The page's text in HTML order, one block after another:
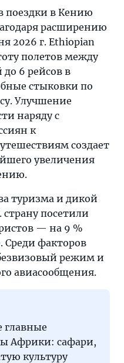
поездки в Кению
расширению
2026 г. Ethiopian
полетов между
6 рейсов в
стыковки по
Улучшение
наряду с
к
создает
увеличения
туризма и дикой
посетили
— на 9 %
Среди факторов
режим и
авиасообщения.
главные
Африки: сафари,
культуру